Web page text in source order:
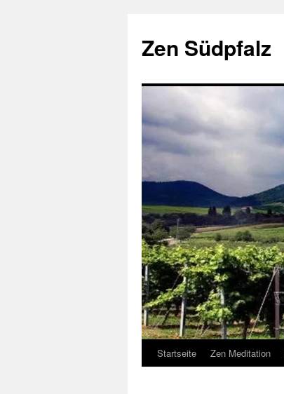
springen
Zen Südpfalz
Startseite Zen Meditation